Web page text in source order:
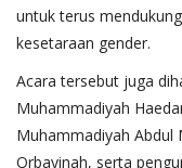
untuk terus
kesetaraan gender.
Acara tersebut juga
Muhammadiyah
Muhammadiyah Abdul
Orbayinah, serta